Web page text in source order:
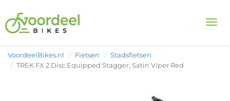
VoordeelBikes.nl Fietsen
Stadsfietsen
TREK FX 2 Disc Equipped Stagger, Satin Viper Red